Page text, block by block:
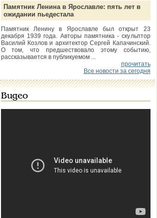
Памятник Ленина в Ярославле: пять лет в
ожидании пьедестала
Памятник Ленину в Ярославле был открыт 23
декабря 1939 года. Авторы памятника - скульптор
Василий Козлов и архитектор Сергей Капачинский.
О том, что предшествовало этому событию,
рассказывается в публикуемом ...
прочитать
Все новости за сегодня
Видео